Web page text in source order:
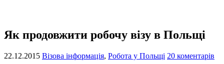
Як продовжити робочу візу в Польщі
22.12.2015 Візова інформація, Робота у Польщі 20 коментарів